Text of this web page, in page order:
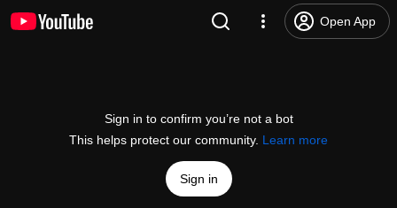
Open App
Sign in to confirm you’re not a bot
This helps protect our community. Learn more
Sign in